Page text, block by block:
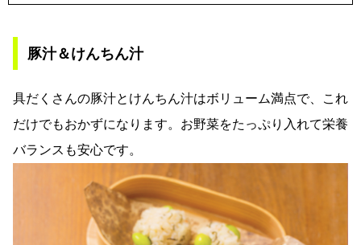
豚汁＆けんちん汁
具だくさんの豚汁とけんちん汁はボリューム満点で、これ
だけでもおかずになります。お野菜をたっぷり入れて栄養
バランスも安心です。